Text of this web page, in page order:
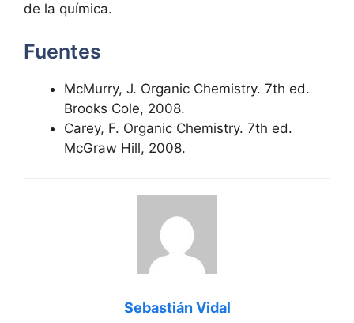
de la química.
Fuentes
McMurry, J. Organic Chemistry. 7th ed.
Brooks Cole, 2008.
Carey, F. Organic Chemistry. 7th ed.
McGraw Hill, 2008.
Sebastián Vidal